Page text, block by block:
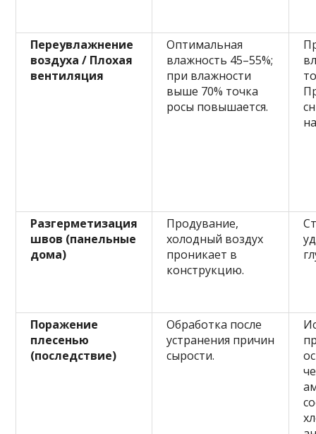
Переувлажнение
воздуха / Плохая
вентиляция
Оптимальная
влажность 45–55%;
при влажности
выше 70% точка
росы повышается.
Разгерметизация
швов (панельные
дома)
Продувание,
холодный воздух
проникает в
конструкцию.
Поражение
плесенью
(последствие)
Обработка после
устранения причин
сырости.